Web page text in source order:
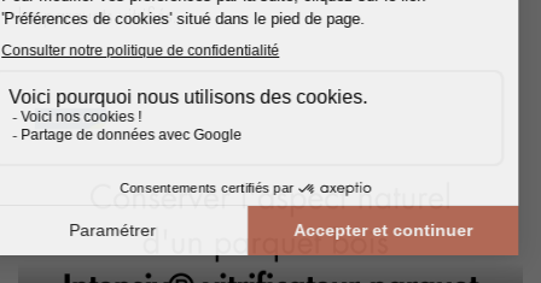
les parquets vitrifiés.